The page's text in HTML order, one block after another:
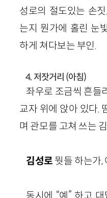
성로의 절도있는 손
는지 뭔가에 홀린 눈
하게 쳐다보는 부인.
4. 저잣거리 (아침)
좌우로 조금씩 흔들
교자 위에 앉아 있다.
며 관모를 고쳐 쓰는
김성로 뭣들 하는가,
동시에 “예” 하고